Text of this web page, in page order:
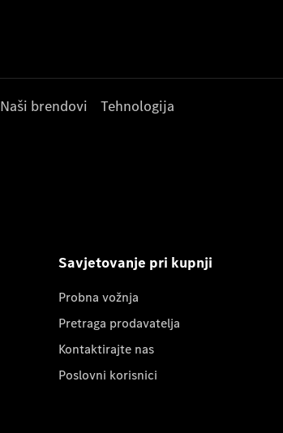
Naši brendovi Tehnologija
Savjetovanje pri kupnji
Probna vožnja
Pretraga prodavatelja
Kontaktirajte nas
Poslovni korisnici